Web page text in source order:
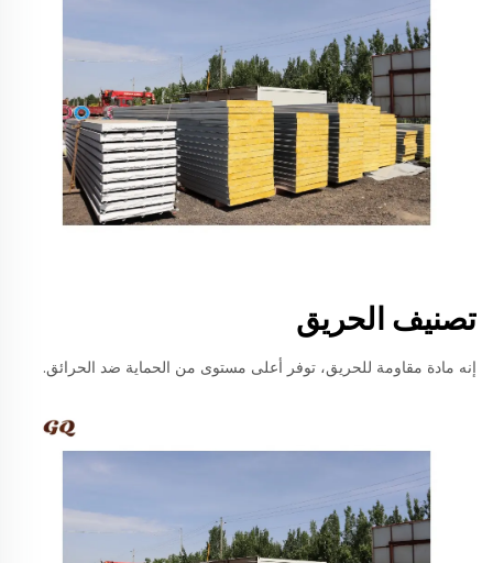
تصنيف الحريق
إنه مادة مقاومة للحريق، توفر أعلى مستوى من الحماية ضد الحرائق.